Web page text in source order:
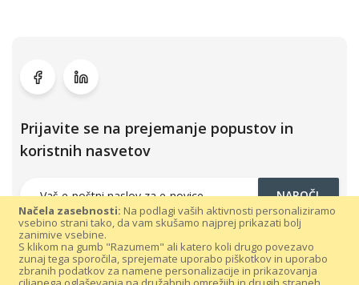
Načela zasebnosti: Na podlagi vaših aktivnosti personaliziramo
vsebino strani tako, da vam skušamo najprej prikazati bolj
zanimive vsebine.
S klikom na gumb "Razumem" ali katero koli drugo povezavo
zunaj tega sporočila, sprejemate uporabo piškotkov in uporabo
zbranih podatkov za namene personalizacije in prikazovanja
Prijavite se na prejemanje popustov in
koristnih nasvetov
NAROČI